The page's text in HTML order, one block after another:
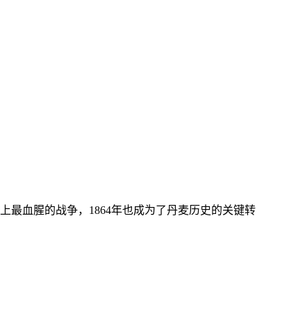
上最血腥的战争，1864年也成为了丹麦历史的关键转